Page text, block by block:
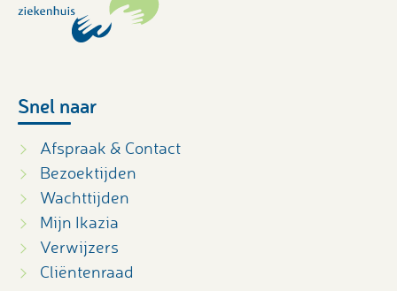
Snel naar
Afspraak & Contact
Bezoektijden
Wachttijden
Mijn Ikazia
Verwijzers
Cliëntenraad